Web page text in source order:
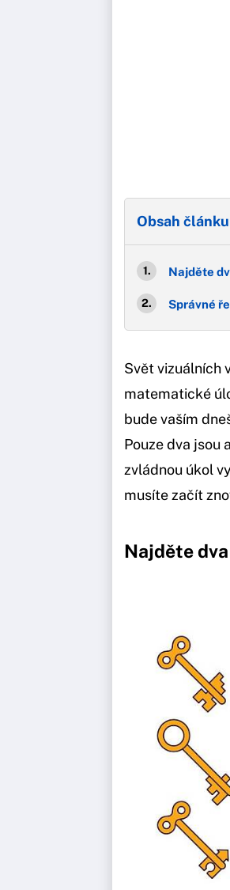
Obsah článku
Najděte
Správné
Svět vizuálních
matematické
bude vaším
Pouze dva jsou
zvládnou úkol
musíte začít
Najděte